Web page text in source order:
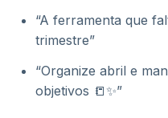
“A ferramenta que
trimestre”
“Organize abril e
objetivos 📒✨”